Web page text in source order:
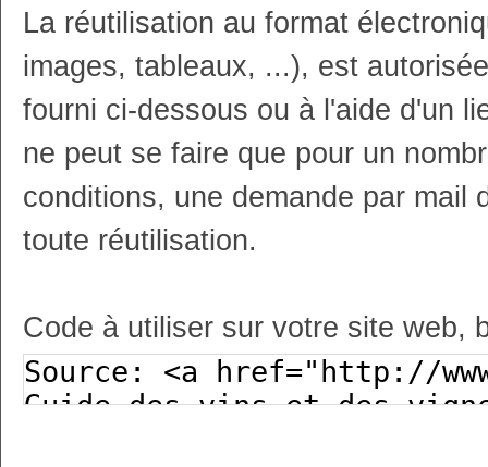
La réutilisation au format
images, tableaux, ...), est
fourni ci-dessous ou à l'aide d'un
ne peut se faire que pour un
conditions, une demande par mail
toute réutilisation.
Code à utiliser sur votre site web,